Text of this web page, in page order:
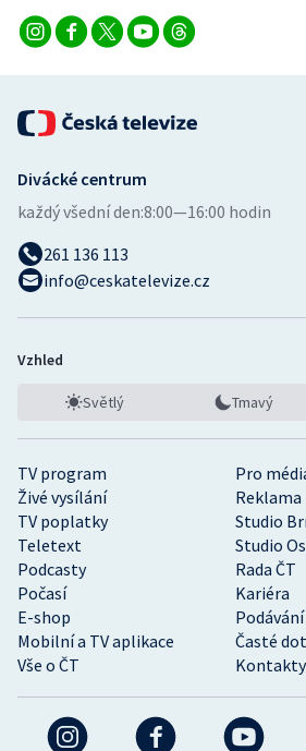
Ostatní
TV program
Pro
Živé vysílání
Reklama
TV poplatky
Studio
Teletext
Studio
Podcasty
Rada ČT
Počasí
Kariéra
E-shop
Mobilní a TV aplikace
Časté
Vše o ČT
Kontakty
Divácké centrum
každý všední den:8:00—16:00 hodin
261 136 113
info@ceskatelevize.cz
Vzhled
Světlý Tmavý